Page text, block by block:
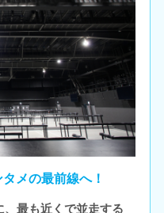
メの最前線へ！
最も近くで並走する